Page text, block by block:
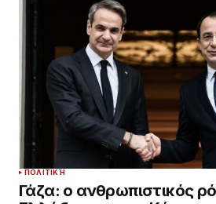
ΠΟΛΙΤΙΚΉ
Γάζα: ο ανθρωπιστικός